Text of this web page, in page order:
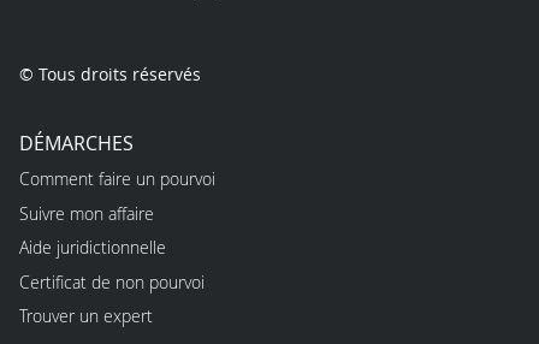
© Tous droits réservés
DÉMARCHES
Comment faire un pourvoi
Suivre mon affaire
Aide juridictionnelle
Certificat de non pourvoi
Trouver un expert